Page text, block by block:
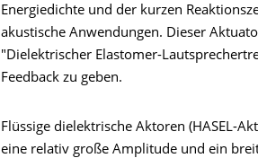
Energiedichte und der kurzen
akustische Anwendungen. Dieser
"Dielektrischer Elastomer-
Feedback zu geben.
Flüssige dielektrische Aktoren (HASEL-
eine relativ große Amplitude und ein